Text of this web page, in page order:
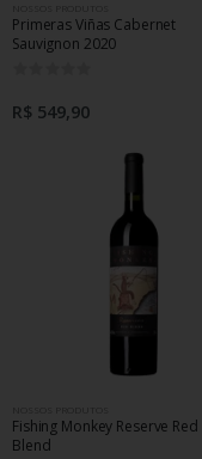
Primeras Viñas Cabernet
Sauvignon 2020
R$ 549,90
Fishing Monkey Reserve Red
Blend